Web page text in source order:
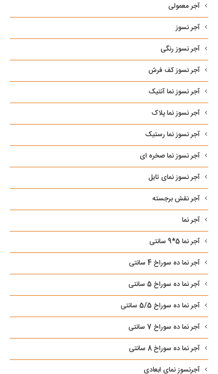
آجر معمولی
آجر نسوز
آجر نسوز رنگی
آجر نسوز کف فرش
آجر نسوز نما آنتیک
آجر نسوز نما پلاک
آجر نسوز نما رستیک
آجر نسوز نما صخره ای
آجر نسوز نمای تایل
آجر نقش برجسته
آجر نما
آجر نما 5*9 سانتی
آجر نما ده سوراخ 4 سانتی
آجر نما ده سوراخ 5 سانتی
آجر نما ده سوراخ 5/5 سانتی
آجر نما ده سوراخ 7 سانتی
آجر نما ده سوراخ 8 سانتی
آجرنسوز نمای ابعادی